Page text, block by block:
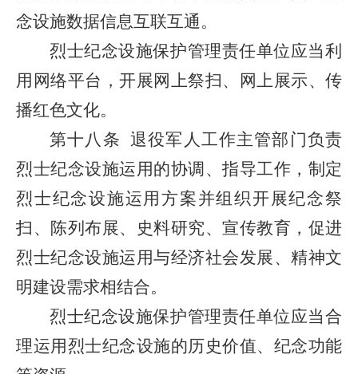
念设施数据信息互联互通。
烈士纪念设施保护管理责任单位应当利
用网络平台，开展网上祭扫、网上展示、传
播红色文化。
第十八条退役军人工作主管部门负责
烈士纪念设施运用的协调、指导工作，制定
烈士纪念设施运用方案并组织开展纪念祭
扫、陈列布展、史料研究、宣传教育，促进
烈士纪念设施运用与经济社会发展、精神文
明建设需求相结合。
烈士纪念设施保护管理责任单位应当合
理运用烈士纪念设施的历史价值、纪念功能